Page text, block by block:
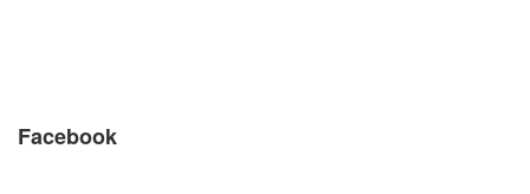
Facebook